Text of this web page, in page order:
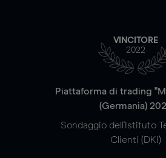
VINCITORE
2022
Piattaforma di trading
(Germania)
Sondaggio dell'Istituto
Clienti (DKI)